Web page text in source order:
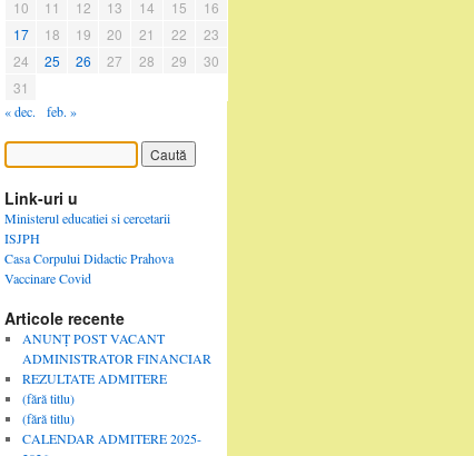
10
11 12 13 14 15
16
17
18 19 20 21 22
23
24
25 26 27 28 29
30
31
« dec. feb. »
Link-uri u
Ministerul educatiei si cercetarii
ISJPH
Casa Corpului Didactic Prahova
Vaccinare Covid
Articole recente
ANUNȚ POST VACANT
ADMINISTRATOR FINANCIAR
REZULTATE ADMITERE
(fără titlu)
(fără titlu)
CALENDAR ADMITERE 2025-